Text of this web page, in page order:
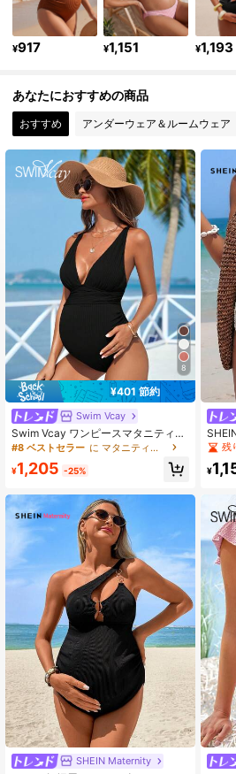
4.88 481K フォロワー
4.88 481K フォロワー
4.88 481K フォロワー
4.88 481K フォロワー
4.88 481K フォロワー
4.88 481K フォロワー
¥917 ¥1,151 ¥1,193
あなたにおすすめの商品
おすすめ アンダーウェア＆ルームウェア
8
¥401 節約
Swim Vcay
Swim Vcay ワンピースマタニティ水
着、無地のシンプルなデザインで夏
#8 ベストセラー に マタニティワンピース
¥1,205 -25%
SHEIN Maternity
ショ残
¥